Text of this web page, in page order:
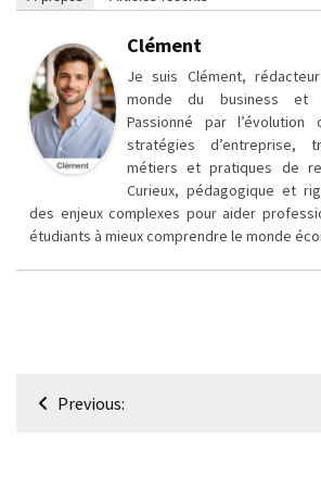
Clément
Je suis Clément,
monde du business et
Passionné par l’évolution
stratégies d’entreprise,
métiers et pratiques de
Curieux, pédagogique et
des enjeux complexes pour aider
étudiants à mieux comprendre le monde
Navigation
Previous: